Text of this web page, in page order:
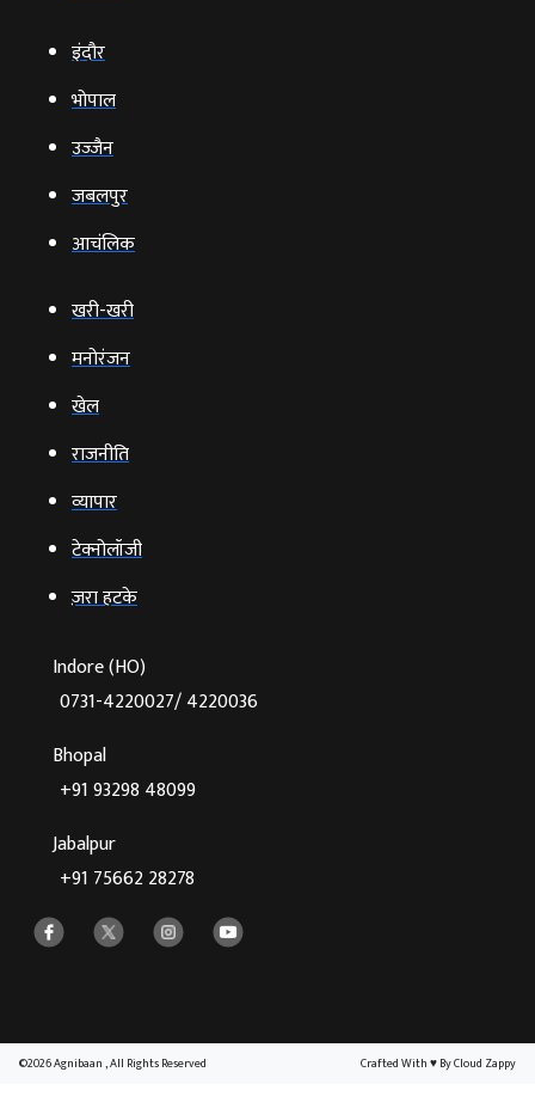
इंदौर
भोपाल
उज्‍जैन
जबलपुर
आचंलिक
खरी-खरी
मनोरंजन
खेल
राजनीति
व्‍यापार
टेक्‍नोलॉजी
ज़रा हटके
Indore (HO)
0731-4220027/ 4220036
Bhopal
+91 93298 48099
Jabalpur
+91 75662 28278
©2026 Agnibaan , All Rights Reserved Crafted With♥By Cloud Zappy